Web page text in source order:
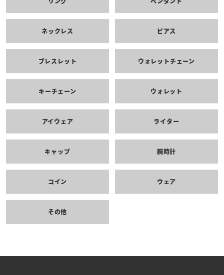
ネックレス ピアス
ブレスレット ウォレットチェーン
キーチェーン ウォレット
アイウェア ライター
キャップ 腕時計
コイン ウェア
その他